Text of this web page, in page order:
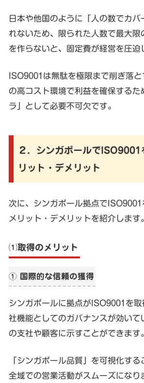
日本や他国のように「人の数でカバ
れないため、限られた人数で最大限
を作らないと、固定費が経営を圧迫
ISO9001は無駄を極限まで削ぎ落
の高コスト環境で利益を確保するた
ラ」として必要不可欠です。
２．シンガポールでISO9001
リット・デメリット
次に、シンガポール拠点で
メリット・デメリットを紹介します
⑴取得のメリット
① 国際的な信頼の獲得
シンガポールに拠点がISO9001を
社機能としてのガバナンスが効いて
の支社や顧客に示すことができます
「シンガポール品質」を可視化す
全域での営業活動がスムーズになり